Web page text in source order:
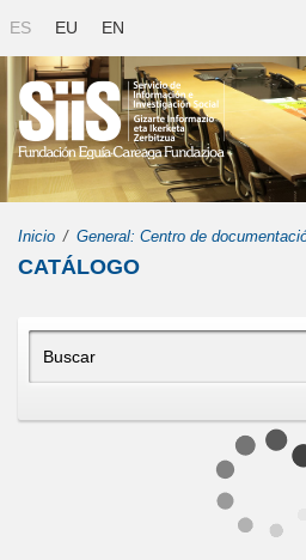
ES EU EN
Inicio General: Centro de
CATÁLOGO